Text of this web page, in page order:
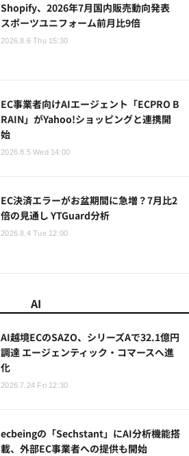
Shopify、2026年7月国内販売動向発表
スポーツユニフォーム前月比9倍
2026.8.6 Thu 15:30
EC事業者向けAIエージェント「ECPRO B
RAIN」がYahoo!ショッピングと連携開
始
2026.8.5 Wed 14:00
EC決済エラーがお盆期間に急増？7月比2
倍の見通し YTGuard分析
2026.8.4 Tue 12:00
AI
AI越境ECのSAZO、シリーズAで32.1億円
調達 エージェンティック・コマースへ進
化
2026.7.24 Fri 12:30
ecbeingの「Sechstant」にAI分析機能搭
載、外部EC事業者への提供も開始